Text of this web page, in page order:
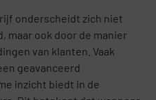
onderscheidt zich niet
maar ook door de manier
van klanten. Vaak
geavanceerd
inzicht biedt in de